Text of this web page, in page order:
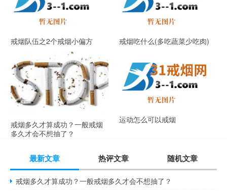
戒烟队伍之2个戒烟小偏方 戒烟吃什么(多吃蔬菜少吃肉)
戒烟多久才算成功？一般戒烟
多久才会不想抽了？
运动怎么可以戒烟
最新文章 热评文章 随机文章
戒烟多久才算成功？一般戒烟多久才会不想抽了？